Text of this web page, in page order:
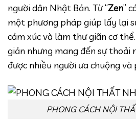
người dân Nhật Bản. Từ “Zen”
một phương pháp giúp lấy lại
cảm xúc và làm thư giãn cơ
giản nhưng mang đến sự thoải
được nhiều người ưa chuộng
PHONG CÁCH NỘI